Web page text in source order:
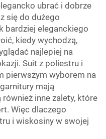
ubrać i dobrze
się do dużego
bardziej eleganckiego
kiedy wychodzą,
najlepiej na
Suit z poliestru i
pierwszym wyborem na
mają
inne zalety, które
Więc dlaczego
i wiskosiny w swojej